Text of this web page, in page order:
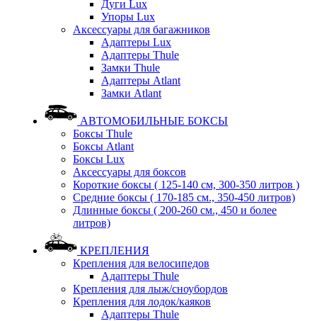
Дуги Lux
Упоры Lux
Аксессуары для багажников
Адаптеры Lux
Адаптеры Thule
Замки Thule
Адаптеры Atlant
Замки Atlant
АВТОМОБИЛЬНЫЕ БОКСЫ
Боксы Thule
Боксы Atlant
Боксы Lux
Аксессуары для боксов
Короткие боксы ( 125-140 см, 300-350 литров )
Средние боксы ( 170-185 см., 350-450 литров)
Длинные боксы ( 200-260 см., 450 и более
литров)
КРЕПЛЕНИЯ
Крепления для велосипедов
Адаптеры Thule
Крепления для лыж/сноубордов
Крепления для лодок/каяков
Адаптеры Thule